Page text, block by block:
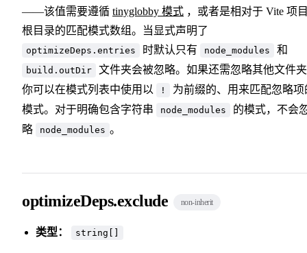
——该值需要遵循 tinyglobby 模式 ，或者是相对于 Vite 项
根目录的匹配模式数组。当显式声明了
optimizeDeps.entries 时默认只有 node_modules 和
build.outDir
文件夹会被忽略。如果还需忽略其他文件
你可以在模式列表中使用以
!
为前缀的、用来匹配忽略项
模式。对于明确包含字符串
node_modules
的模式，不会
略
node_modules 。
optimizeDeps.exclude non-inherit
类型： string[]